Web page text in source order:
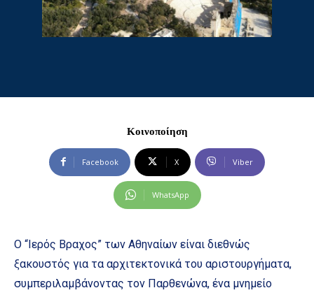
Κοινοποίηση
Facebook X Viber
WhatsApp
Ο “Ιερός Βραχος” των Αθηναίων είναι διεθνώς
ξακουστός για τα αρχιτεκτονικά του αριστουργήματα,
συμπεριλαμβάνοντας τον Παρθενώνα, ένα μνημείο